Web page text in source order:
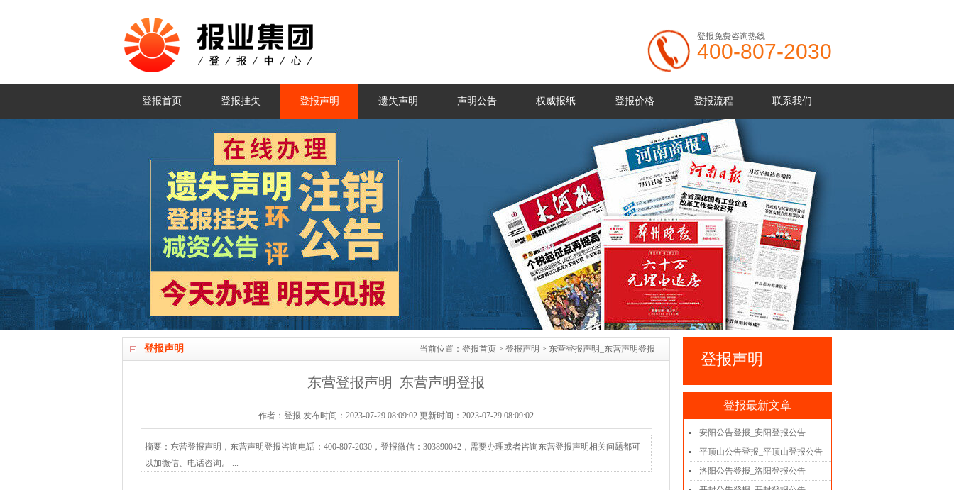
登报免费咨询热线
400-807-2030
登报首页 登报挂失 登报声明 遗失声明 声明公告 权威报纸 登报价格 登报流程 联系我们
登报声明 当前位置： 登报首页 > 登报声明 > 东营登报声明_东营声明登报
东营登报声明_东营声明登报
作者：登报 发布时间：2023-07-29 08:09:02 更新时间：2023-07-29 08:09:02
摘要：东营登报声明，东营声明登报咨询电话：400-807-2030，登报微信：303890042，需要办理或者咨询东营登报声明相关问题都可
以加微信、电话咨询。 ...
登报声明
登报最新文章
安阳公告登报_安阳登报公告
平顶山公告登报_平顶山登报公告
洛阳公告登报_洛阳登报公告